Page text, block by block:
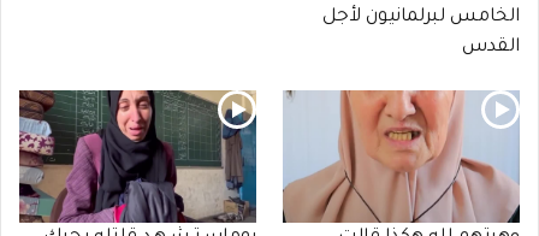
الخامس لبرلمانيون لأجل
القدس